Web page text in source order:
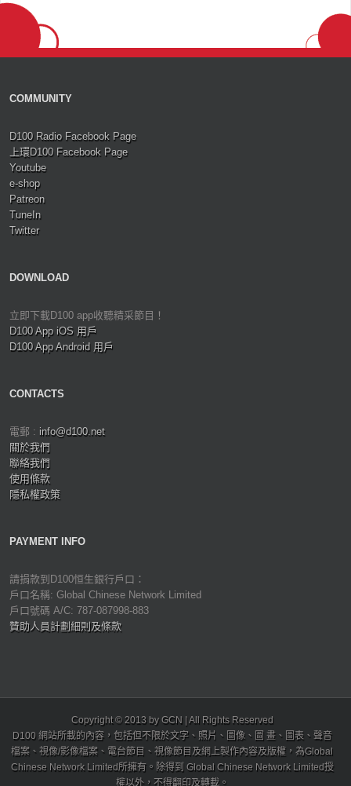
COMMUNITY
D100 Radio Facebook Page
上環D100 Facebook Page
Youtube
e-shop
Patreon
TuneIn
Twitter
DOWNLOAD
立即下載D100 app收聽精采節目！
D100 App iOS 用戶
D100 App Android 用戶
CONTACTS
電郵 : info@d100.net
關於我們
聯絡我們
使用條款
隱私權政策
PAYMENT INFO
請捐款到D100恒生銀行戶口：
戶口名稱: Global Chinese Network Limited
戶口號碼 A/C: 787-087998-883
贊助人員計劃細則及條款
Copyright © 2013 by GCN | All Rights Reserved
D100 網站所載的內容，包括但不限於文字、照片、圖像、圖 畫、圖表、聲音
檔案、視像/影像檔案、電台節目、視像節目及網上製作內容及版權，為Global
Chinese Network Limited所擁有。除得到 Global Chinese Network Limited授
權以外，不得翻印及轉載。